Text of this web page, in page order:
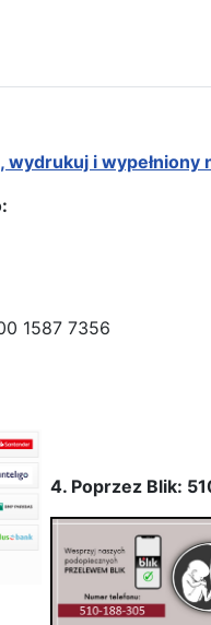
Gijón - Asturia
i wypełniony
1587 7356
4. Poprzez Blik: